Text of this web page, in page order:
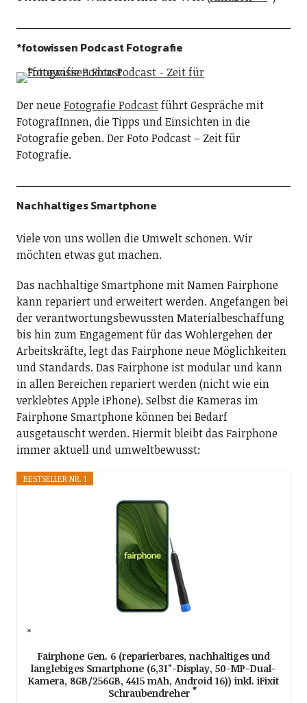
*fotowissen Podcast Fotografie
Der neueFotografie Podcastführt Gespräche mit
FotografInnen, die Tipps und Einsichten in die
Fotografie geben. Der Foto Podcast – Zeit für
Fotografie.
Nachhaltiges Smartphone
Viele von uns wollen die Umwelt schonen. Wir
möchten etwas gut machen.
Das nachhaltige Smartphone mit Namen Fairphone
kann repariert und erweitert werden. Angefangen bei
der verantwortungsbewussten Materialbeschaffung
bis hin zum Engagement für das Wohlergehen der
Arbeitskräfte, legt das Fairphone neue Möglichkeiten
und Standards. Das Fairphone ist modular und kann
in allen Bereichen repariert werden (nicht wie ein
verklebtes Apple iPhone). Selbst die Kameras im
Fairphone Smartphone können bei Bedarf
ausgetauscht werden. Hiermit bleibt das Fairphone
immer aktuell und umweltbewusst:
BESTSELLER NR. 1
Fairphone Gen. 6 (reparierbares, nachhaltiges und
langlebiges Smartphone (6,31"-Display, 50-MP-Dual-
Kamera, 8GB/256GB, 4415 mAh, Android 16)) inkl. iFixit
Schraubendreher